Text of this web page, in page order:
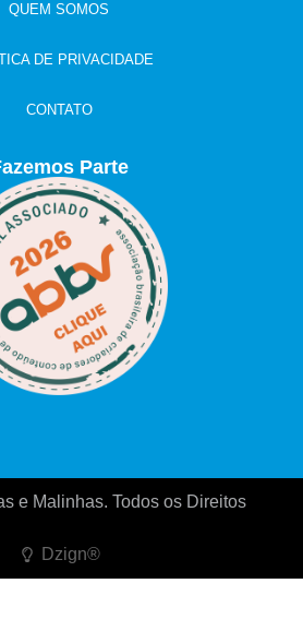
QUEM SOMOS
DE PRIVACIDADE
CONTATO
Parte
e Malinhas. Todos os Direitos
Dzign®